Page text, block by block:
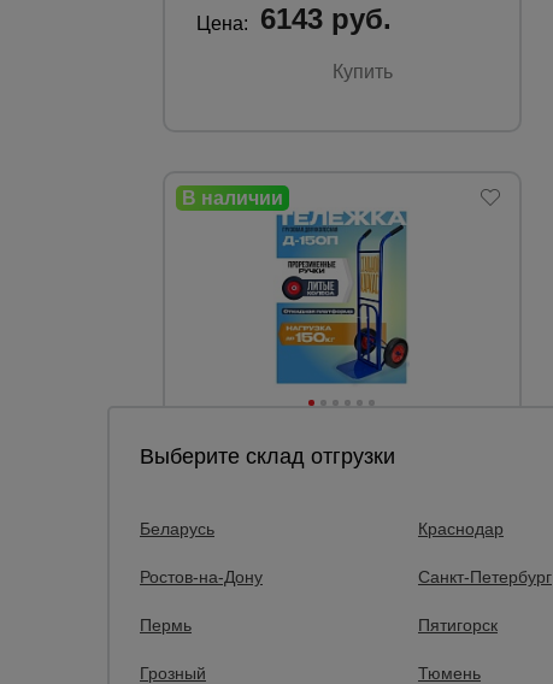
Цена: 6143 руб.
Купить
Грузовая тележка двухколесная
полкой (литые колеса) 250 мм
Размер площадки:
300х245 мм.
Выберите склад отгрузки
Беларусь Краснодар
Ростов-на-Дону Санкт-Петербург
Пермь Пятигорск
Грозный Тюмень